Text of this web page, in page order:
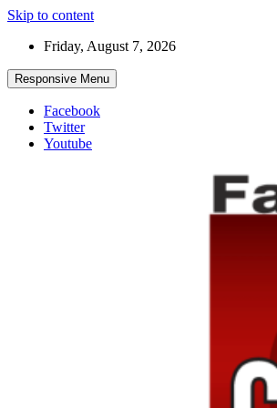
Skip to content
Friday, August 7, 2026
Responsive Menu
Facebook
Twitter
Youtube